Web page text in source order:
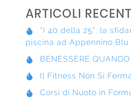
ARTICOLI
“I 40 della 25”: la
piscina ad Appennino Blu
BENESSERE
Il Fitness Non Si
Corsi di Nuoto in